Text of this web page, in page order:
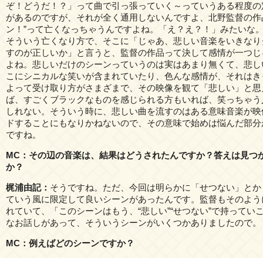
ぞ！どうだ！？」って曲で引っ張っていく～っていうある程度
があるのですが、それが全く通用しないんですよ、北野監督の作
ン！”って亡くなっちゃうんですよね。「え？え？！」みたいな
そういう亡くなり方で、そこに「じゃあ、悲しい音楽をいきな
すのが正しいか」と言うと、監督の作品って決して感情が一つ
よね。悲しいだけのシーンっていうのは実はあまり無くて、悲
こにシニカルな笑いが含まれていたり、色んな感情が、それは
よって受け取り方がさまざまで、その映像を観て「悲しい」と
ば、すごくブラックなものを感じられる方もいれば、笑っちゃ
しれない。そういう時に、悲しい曲を流すのはある意味音楽が
ドすることにもなりかねないので、その意味で始めは悩んだ部
ですね。
MC：その辺の音楽は、結果はどうされたんですか？答えは見つ
か？
梶浦由記： そうですね。ただ、今回は明らかに「せつない」と
ていう風に限定して良いシーンがあったんです。監督もそのよ
れていて、「このシーンはもう、“悲しい”“せつない”で持ってい
なお話しがあって、そういうシーンがいくつかありましたので。
MC：例えばどのシーンですか？